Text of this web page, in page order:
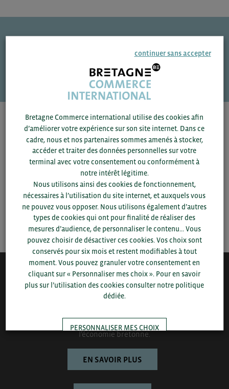
Une question ?
VOS CONTACTS
Pour voir les contacts, merci de renseigner votre
département et votre secteurou connectez-vous.
SAUVEGARDER
QUI-SOMMES NOUS ?
de Bretagne et la CCI Bretagne s’appuient pour développer
l’économie bretonne.
EN SAVOIR PLUS
continuer sans accepter
Bretagne Commerce international utilise des cookies afin
d’améliorer votre expérience sur son site internet. Dans ce
cadre, nous et nos partenaires sommes amenés à stocker,
accéder et traiter des données personnelles sur votre
terminal avec votre consentement ou conformément à
notre intérêt légitime.
Nous utilisons ainsi des cookies de fonctionnement,
nécessaires à l’utilisation du site internet, et auxquels vous
ne pouvez vous opposer. Nous utilisons également d’autres
types de cookies qui ont pour finalité de réaliser des
mesures d’audience, de personnaliser le contenu... Vous
pouvez choisir de désactiver ces cookies. Vos choix sont
conservés pour six mois et restent modifiables à tout
moment. Vous pouvez granuler votre consentement en
cliquant sur « Personnaliser mes choix ». Pour en savoir
plus sur l’utilisation des cookies consulter notre politique
dédiée.
PERSONNALISER MES CHOIX
TOUT ACCEPTER